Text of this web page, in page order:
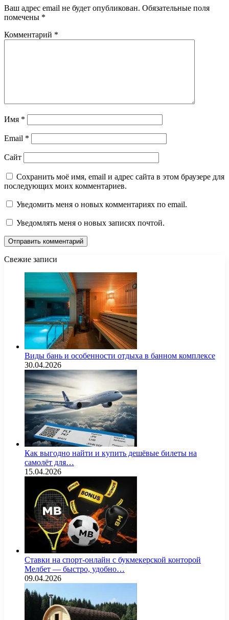
Ваш адрес email не будет опубликован. Обязательные поля
помечены *
Комментарий *
Имя *
Email *
Сайт
Сохранить моё имя, email и адрес сайта в этом браузере для
последующих моих комментариев.
Уведомить меня о новых комментариях по email.
Уведомлять меня о новых записях почтой.
Свежие записи
Виды бань и особенности отдыха в банном комплексе
30.04.2026
Как выгодно найти и купить дешёвые билеты на
самолёт для…
15.04.2026
Ставки на спорт-онлайн с букмекерской конторой
Мелбет — быстро, удобно…
09.04.2026